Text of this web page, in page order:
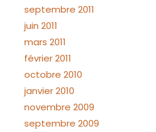
septembre 2011
juin 2011
mars 2011
février 2011
octobre 2010
janvier 2010
novembre 2009
septembre 2009